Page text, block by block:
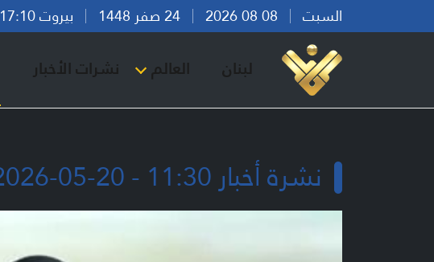
السبت بيروت 17:10
لبنان العالم نشرات الأخبار
نشرة أخبار 11:30 - 20-05-2026